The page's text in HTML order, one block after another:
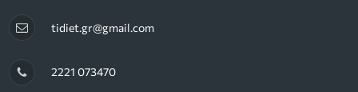
tidiet.gr@gmail.com
2221 073470